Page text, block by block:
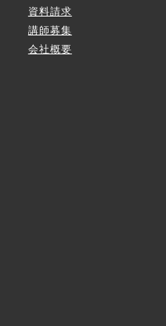
資料請求
講師募集
会社概要